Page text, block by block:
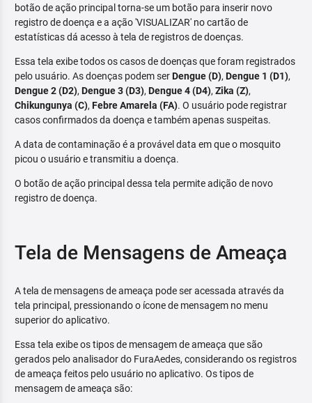
botão de ação principal torna-se um botão para inserir novo
registro de doença e a ação 'VISUALIZAR' no cartão de
estatísticas dá acesso à tela de registros de doenças.
Essa tela exibe todos os casos de doenças que foram registrados
pelo usuário. As doenças podem serDengue (D), Dengue 1 (D1),
Dengue 2 (D2), Dengue 3 (D3), Dengue 4 (D4), Zika (Z),
Chikungunya (C), Febre Amarela (FA). O usuário pode registrar
casos confirmados da doença e também apenas suspeitas.
A data de contaminação é a provável data em que o mosquito
picou o usuário e transmitiu a doença.
O botão de ação principal dessa tela permite adição de novo
registro de doença.
Tela de Mensagens de Ameaça
A tela de mensagens de ameaça pode ser acessada através da
tela principal, pressionando o ícone de mensagem no menu
superior do aplicativo.
Essa tela exibe os tipos de mensagem de ameaça que são
gerados pelo analisador do FuraAedes, considerando os registros
de ameaça feitos pelo usuário no aplicativo. Os tipos de
mensagem de ameaça são: